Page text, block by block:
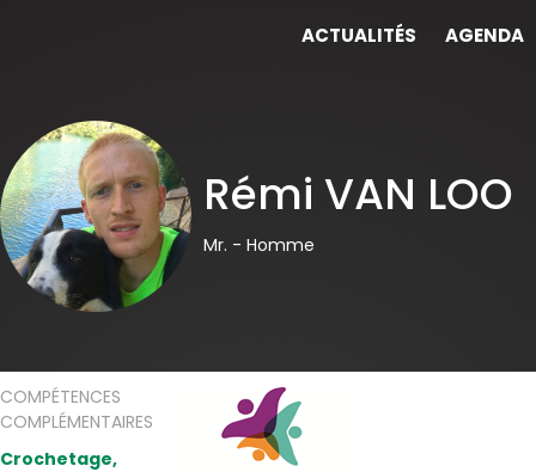
ACTUALITÉS
AGENDA
Rémi VAN LOO
Mr. - Homme
COMPÉTENCES
COMPLÉMENTAIRES
Crochetage,